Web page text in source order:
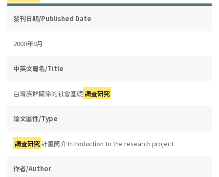
發刊日期/Published Date
2000年8月
中英文篇名/Title
台灣族群關係的社會基礎調查研究
論文屬性/Type
調查研究計畫簡介 Introduction to the research project
作者/Author